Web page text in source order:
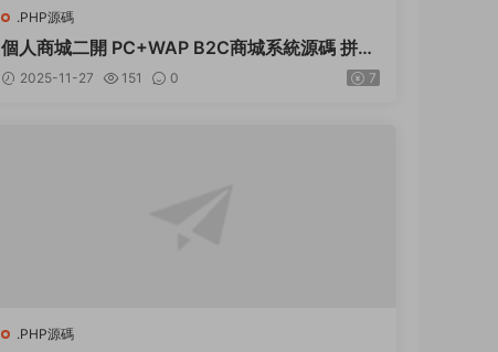
.PHP源碼
個人商城二開 PC+WAP B2C商城系統源碼 拼團
拼購 優惠 折扣 秒殺源碼
2025-11-27 151 0 7
.PHP源碼